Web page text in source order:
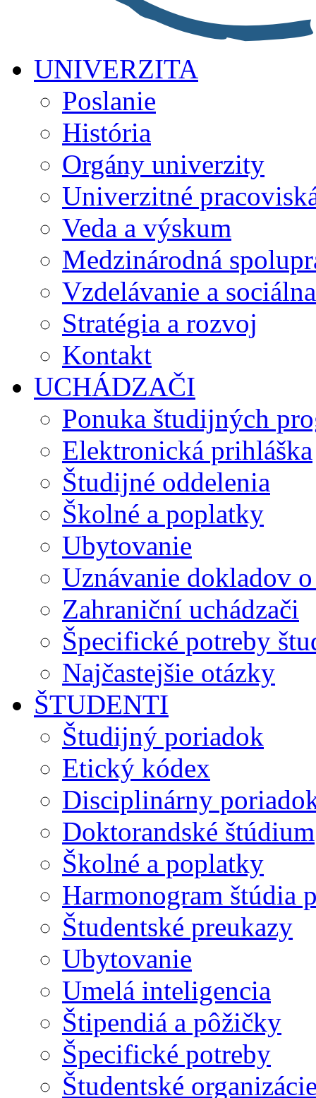
UNIVERZITA
Poslanie
História
Orgány univerzity
Univerzitné
Veda a výskum
Medzinárodná
Vzdelávanie a
Stratégia a rozvoj
Kontakt
UCHÁDZAČI
Ponuka študijných
Elektronická prihláška
Študijné oddelenia
Školné a poplatky
Ubytovanie
Uznávanie dokladov
Zahraniční uchádzači
Špecifické potreby
Najčastejšie otázky
ŠTUDENTI
Študijný poriadok
Etický kódex
Disciplinárny
Doktorandské štúdium
Školné a poplatky
Harmonogram štúdia
Študentské preukazy
Ubytovanie
Umelá inteligencia
Štipendiá a pôžičky
Špecifické potreby
Študentské